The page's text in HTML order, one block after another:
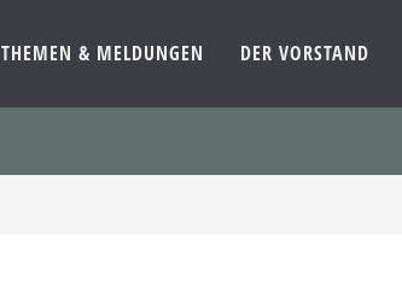
THEMEN & MELDUNGEN DER VORSTAND